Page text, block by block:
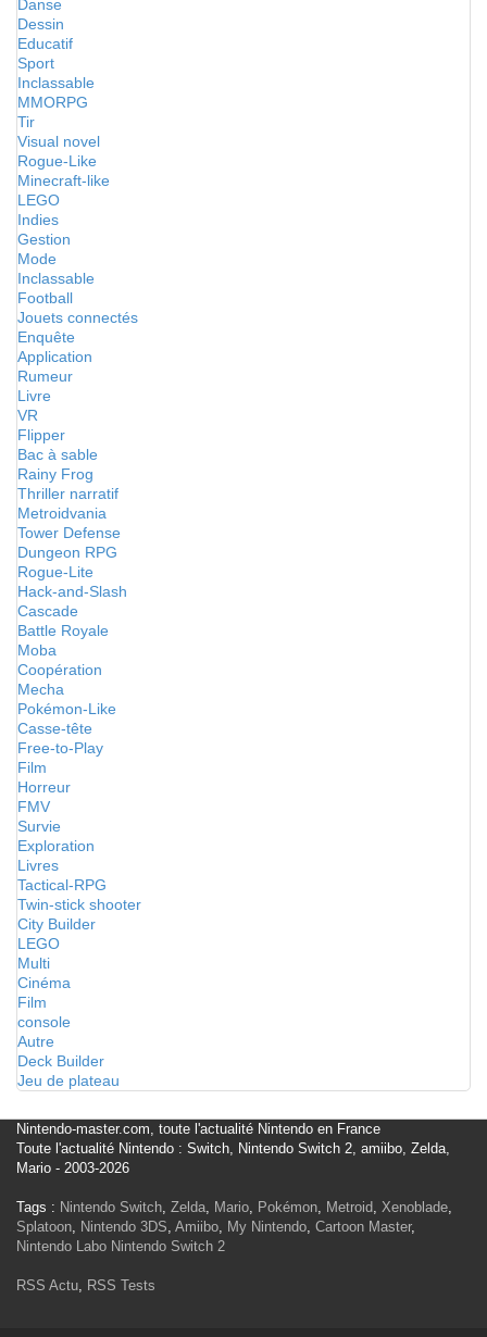
Danse
Dessin
Educatif
Sport
Inclassable
MMORPG
Tir
Visual novel
Rogue-Like
Minecraft-like
LEGO
Indies
Gestion
Mode
Inclassable
Football
Jouets connectés
Enquête
Application
Rumeur
Livre
VR
Flipper
Bac à sable
Rainy Frog
Thriller narratif
Metroidvania
Tower Defense
Dungeon RPG
Rogue-Lite
Hack-and-Slash
Cascade
Battle Royale
Moba
Coopération
Mecha
Pokémon-Like
Casse-tête
Free-to-Play
Film
Horreur
FMV
Survie
Exploration
Livres
Tactical-RPG
Twin-stick shooter
City Builder
LEGO
Multi
Cinéma
Film
console
Autre
Deck Builder
Jeu de plateau
Nintendo-master.com, toute l'actualité Nintendo en France
Toute l'actualité Nintendo : Switch, Nintendo Switch 2, amiibo, Zelda,
Mario - 2003-2026
Tags : Nintendo Switch, Zelda, Mario, Pokémon, Metroid, Xenoblade,
Splatoon, Nintendo 3DS, Amiibo, My Nintendo, Cartoon Master,
Nintendo Labo Nintendo Switch 2
RSS Actu, RSS Tests